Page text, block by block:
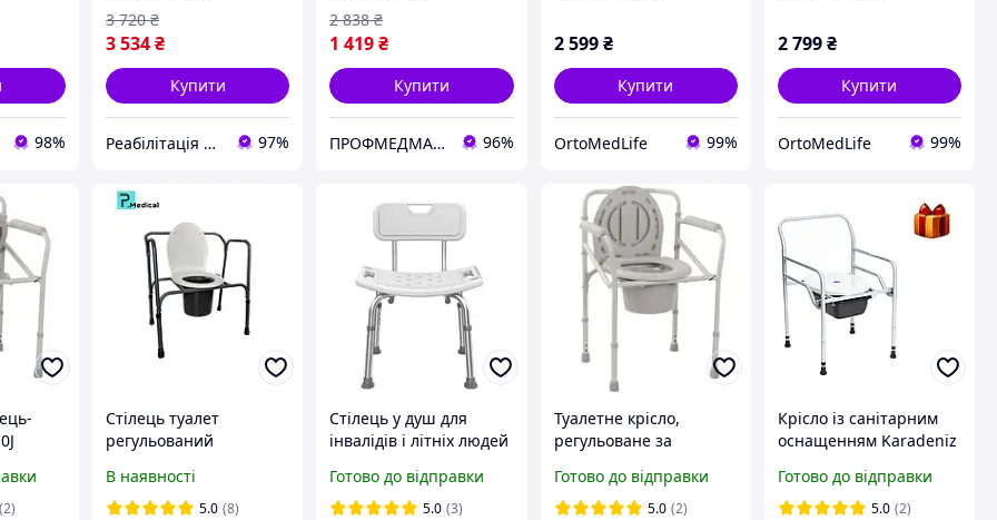
98%
3 534₴
3 720 ₴
Купити
Реабілітація | Ортопедія | Товари для здоров'я 97%
1 419₴
2 838 ₴
Купити
ПРОФМЕДМАРКЕТ 96%
2 599 ₴
Купити
OrtoMedLife 99%
2 799₴
Купити
OrtoMedLife 99%
до
(2)
Стілець туалет
регульований
для інвалідів похилого
віку крісло горщик
В наявності
5.0 (8)
Стілець у душ для
інвалідів і літніх людей
регулюванням висоти
(KY-1201A)
Готово до відправки
5.0 (3)
Туалетне крісло,
регульоване за
OSD-2110J
Готово до відправки
5.0 (2)
Крісло із санітарним
оснащенням Karadeniz
Готово до відправки
5.0 (2)